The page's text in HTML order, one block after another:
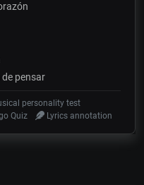
pensar
personality test
Quiz Lyrics annotation